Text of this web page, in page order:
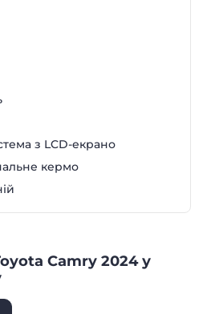
з LCD-екрано
кермо
Camry 2024 у